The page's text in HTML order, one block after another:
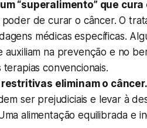
“superalimento” que cura
de curar o câncer. O
médicas específicas.
auxiliam na prevenção e no
terapias convencionais.
eliminam o câncer.
ser prejudiciais e levar à
alimentação equilibrada e